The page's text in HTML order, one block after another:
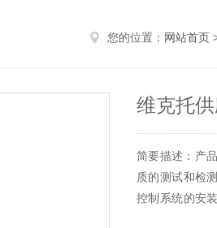
您的位置： 网站首页
维克托
简要描述：产
质的测试和检
控制系统的安